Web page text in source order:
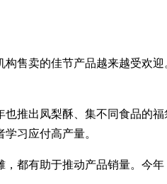
售卖的佳节产品越来越受欢
推出凤梨酥、集不同食品的
习应付高产量。
都有助于推动产品销量。今年